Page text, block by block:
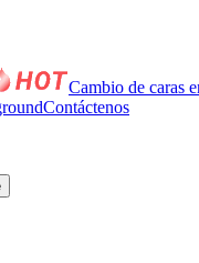
Cambio de caras
Contáctenos